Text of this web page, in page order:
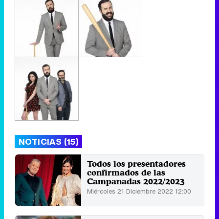
NOTICIAS (15)
Todos los presentadores
confirmados de las
Campanadas 2022/2023
Miércoles 21 Diciembre 2022 12:00